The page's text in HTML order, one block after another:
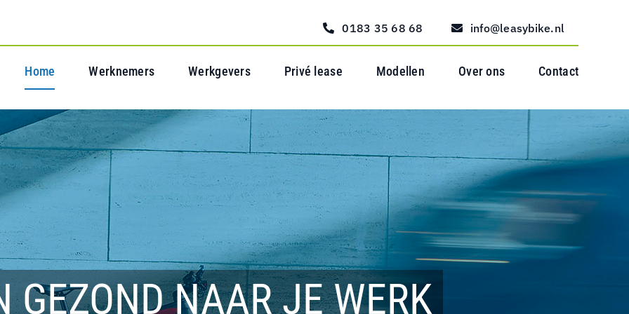
0183 35 68 68 info@leasybike.nl
Home Werknemers Werkgevers Privé lease Modellen Over ons Contact
GEZOND NAAR JE WERK